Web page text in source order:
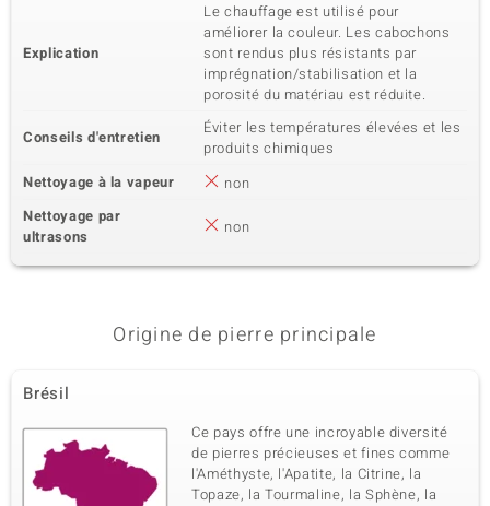
Explication
Le chauffage est utilisé pour
améliorer la couleur. Les cabochons
sont rendus plus résistants par
imprégnation/stabilisation et la
porosité du matériau est réduite.
Conseils d'entretien
Éviter les températures élevées et les
produits chimiques
Nettoyage à la vapeur
non
Nettoyage par
ultrasons
non
Origine de pierre principale
Brésil
Ce pays offre une incroyable diversité
de pierres précieuses et fines comme
l'Améthyste, l'Apatite, la Citrine, la
Topaze, la Tourmaline, la Sphène, la